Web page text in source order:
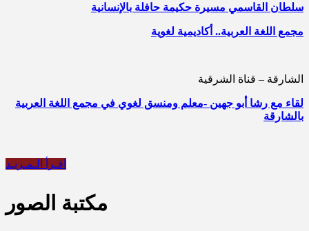
سلطان القاسمي مسيرة حكيمة حافلة بالإنسانية
مجمع اللغة العربية.. أكاديمية لغوية
الشارقة – قناة الشرقية
لقاء مع رشا أبو جهين -معلم ومنسق لغوي في مجمع اللغة العربية
بالشارقة
اقـرأ الـمـزيـد
مكتبة الصور